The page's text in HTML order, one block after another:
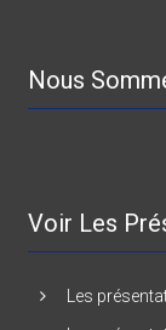
Nous
Voir Les
Les